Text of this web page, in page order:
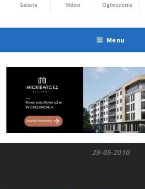
Galeria Video Ogłoszenia
Menu
29-05-2010